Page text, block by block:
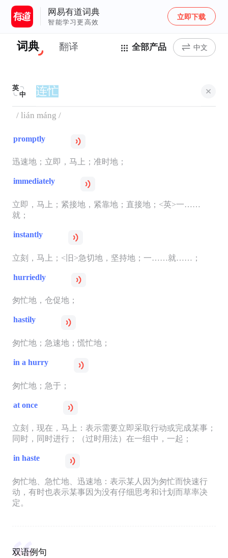
网易有道词典
智能学习更高效
立即下载
词典 翻译 全部产品 中文
英
中
/ lián máng /
promptly
迅速地；立即，马上；准时地；
immediately
立即，马上；紧接地，紧靠地；直接地；<英>一……
就；
instantly
立刻，马上；<旧>急切地，坚持地；一……就……；
hurriedly
匆忙地，仓促地；
hastily
匆忙地；急速地；慌忙地；
in a hurry
匆忙地；急于；
at once
立刻，现在，马上：表示需要立即采取行动或完成某事；
同时，同时进行；（过时用法）在一组中，一起；
in haste
匆忙地、急忙地、迅速地：表示某人因为匆忙而快速行
动，有时也表示某事因为没有仔细思考和计划而草率决
定。
双语例句